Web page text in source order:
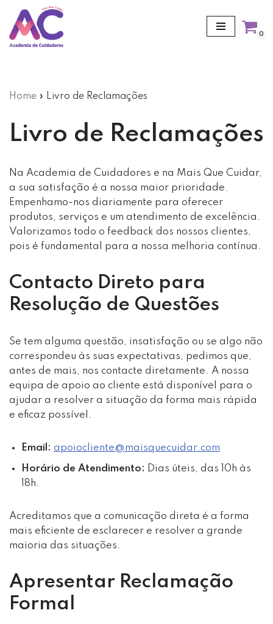
Avançar
para
0
Home » Livro de Reclamações
Livro de Reclamações
Na Academia de Cuidadores e na Mais Que Cuidar,
a sua satisfação é a nossa maior prioridade.
Empenhamo-nos diariamente para oferecer
produtos, serviços e um atendimento de excelência.
Valorizamos todo o feedback dos nossos clientes,
pois é fundamental para a nossa melhoria contínua.
Contacto Direto para
Resolução de Questões
Se tem alguma questão, insatisfação ou se algo não
correspondeu às suas expectativas, pedimos que,
antes de mais, nos contacte diretamente. A nossa
equipa de apoio ao cliente está disponível para o
ajudar a resolver a situação da forma mais rápida
e eficaz possível.
Email: apoiocliente@maisquecuidar.com
Horário de Atendimento: Dias úteis, das 10h às
18h.
Acreditamos que a comunicação direta é a forma
mais eficiente de esclarecer e resolver a grande
maioria das situações.
Apresentar Reclamação
Formal